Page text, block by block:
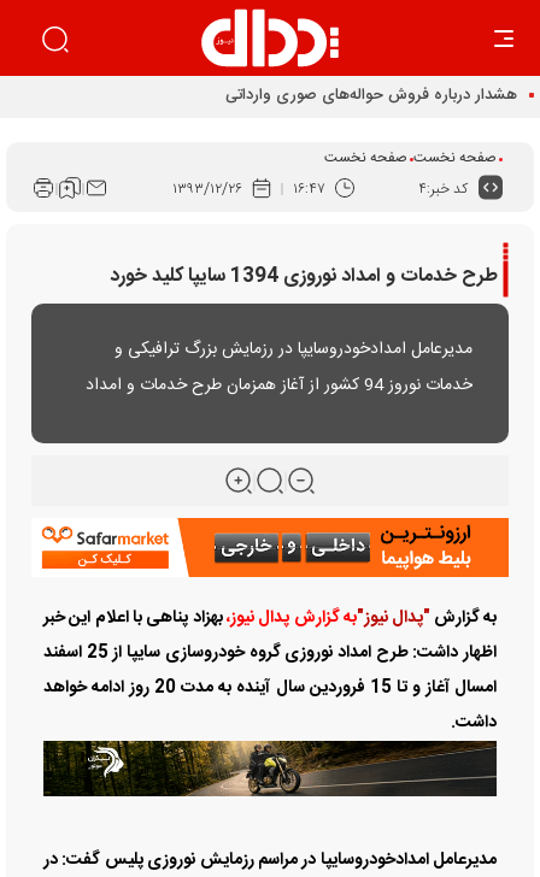
صفحه نخست صفحه نخست
کد خبر:۴ ۱۶:۴۷ ۱۳۹۳/۱۲/۲۶
طرح خدمات و امداد نوروزی 1394 سایپا كلید خورد
مدیرعامل امدادخودروسایپا در رزمایش بزرگ ترافیکی و
خدمات نوروز 94 کشور از آغاز همزمان طرح خدمات و امداد
به گزارش"پدال نیوز"به گزارش پدال نیوز،بهزاد پناهی با اعلام این خبر
اظهار داشت: طرح امداد نوروزی گروه خودروسازی سایپا از 25 اسفند
امسال آغاز و تا 15 فروردین سال آینده به مدت 20 روز ادامه خواهد
داشت.
مدیرعامل امدادخودروسایپا در مراسم رزمایش نوروزی پلیس گفت: در